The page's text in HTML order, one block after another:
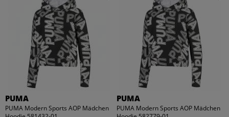
PUMA
PUMA Modern Sports AOP Mädchen
PUMA
PUMA Modern Sports AOP Mädchen